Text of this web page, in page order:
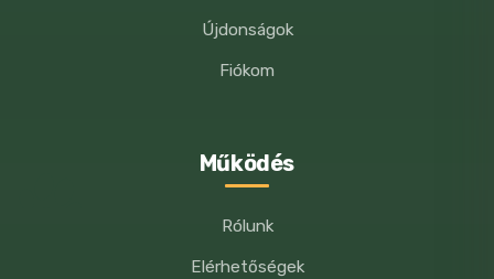
Újdonságok
Fiókom
Működés
Rólunk
Elérhetőségek